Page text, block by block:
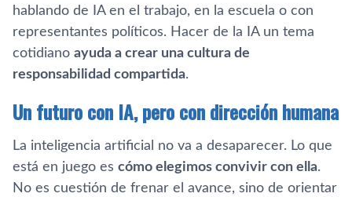
hablando de IA en el trabajo, en la escuela o con
representantes políticos. Hacer de la IA un tema
cotidiano ayuda a crear una cultura de
responsabilidad compartida.
Un futuro con IA, pero con dirección humana
La inteligencia artificial no va a desaparecer. Lo que
está en juego es cómo elegimos convivir con ella.
No es cuestión de frenar el avance, sino de orientar